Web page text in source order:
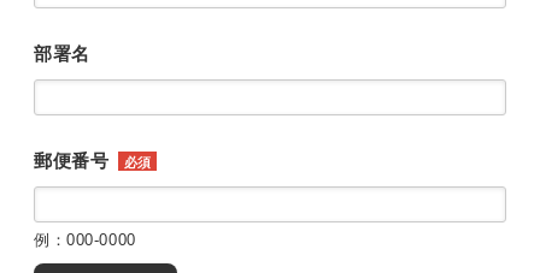
部署名
郵便番号 必須
例：000-0000